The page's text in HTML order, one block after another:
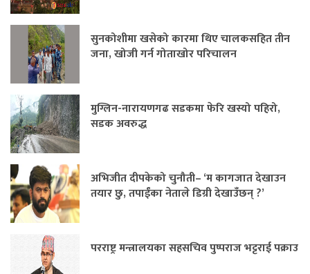
सुनकोशीमा खसेको कारमा थिए चालकसहित तीन
जना, खोजी गर्न गोताखोर परिचालन
मुग्लिन-नारायणगढ सडकमा फेरि खस्यो पहिरो,
सडक अवरुद्ध
अभिजीत दीपकेको चुनौती– ‘म कागजात देखाउन
तयार छु, तपाईंका नेताले डिग्री देखाउँछन् ?’
परराष्ट्र मन्त्रालयका सहसचिव पुष्पराज भट्टराई पक्राउ